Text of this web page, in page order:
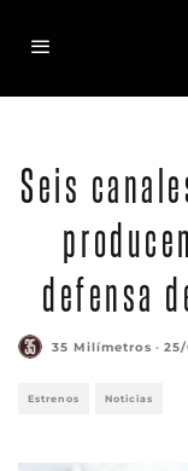
Seis
defensa
35 Milímetros ·
Estrenos Noticias